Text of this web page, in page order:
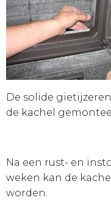
De solide
de kachel
Na een rust- en
weken kan de
worden.